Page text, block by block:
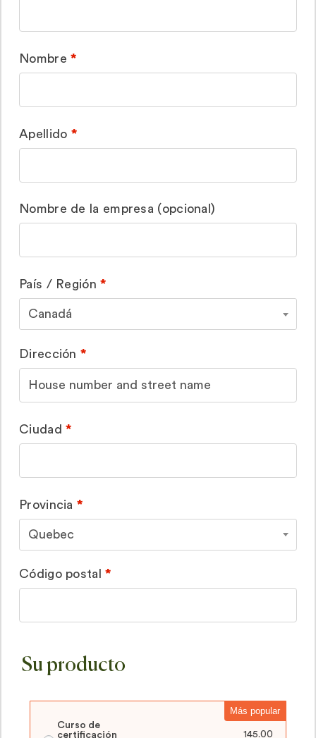
Nombre*
Apellido *
Nombre de la empresa (opcional)
País / Región*
Canadá
Dirección *
Ciudad*
Provincia *
Quebec
Código postal *
Su producto
Más popular
Curso de
certificación
145.00